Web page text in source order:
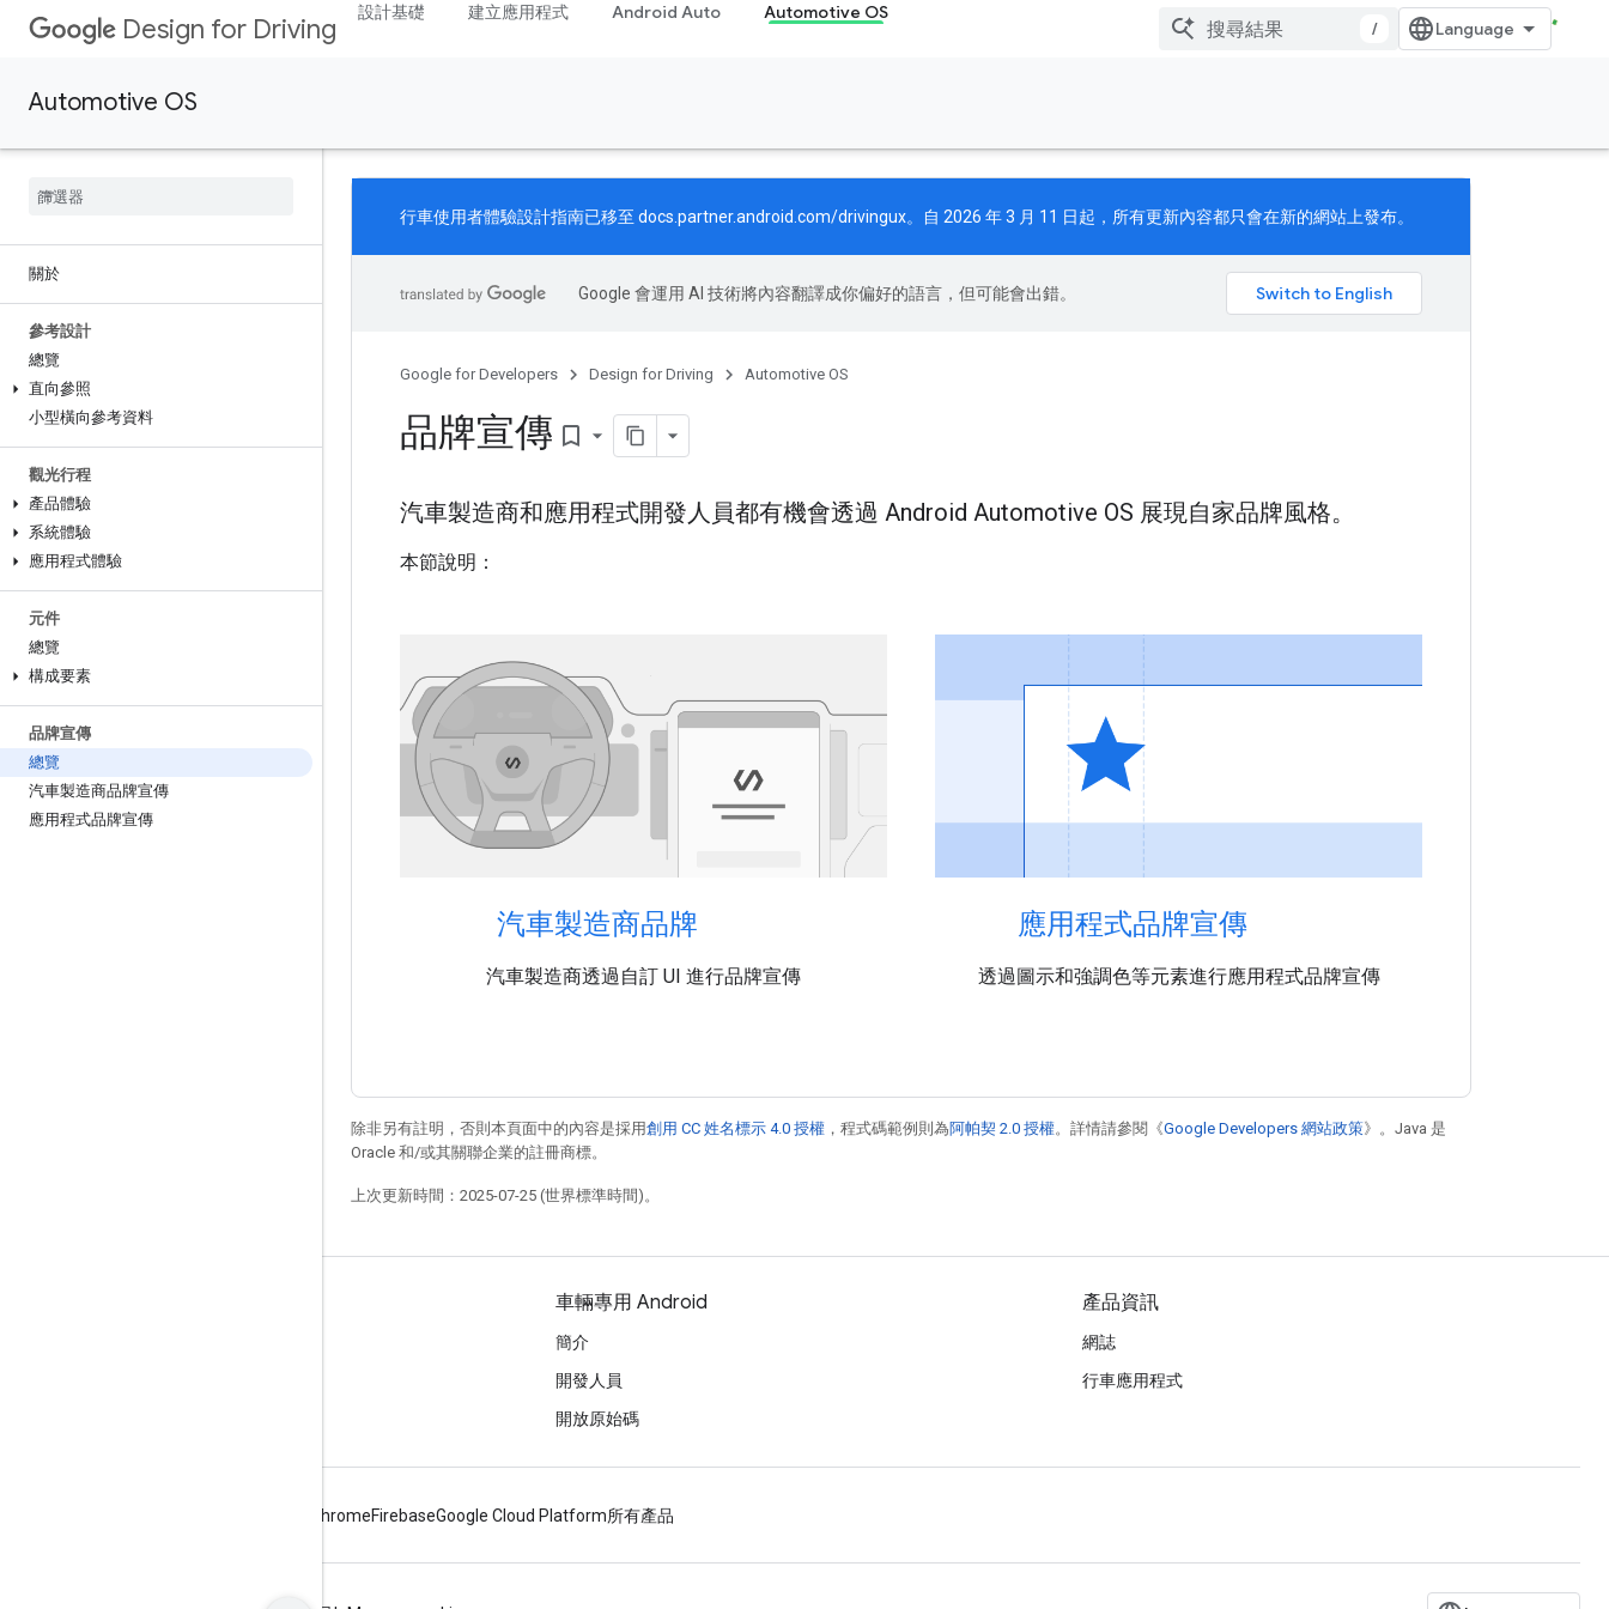
Design for Driving
設計基礎 建立應用程式 Android Auto Automotive OS
/
Automotive OS
關於
參考設計
總覽
直向參照
小型橫向參考資料
觀光行程
產品體驗
系統體驗
應用程式體驗
元件
總覽
構成要素
品牌宣傳
總覽
汽車製造商品牌宣傳
應用程式品牌宣傳
行車使用者體驗設計指南已移至 docs.partner.android.com/drivingux。自 2026 年 3 月 11 日起，所有更新內容都只會在新的網站上發布。
Google 會運用 AI 技術將內容翻譯成你偏好的語言，但可能會出錯。
Google for Developers Design for Driving Automotive OS
品牌宣傳 bookmark_border
汽車製造商和應用程式開發人員都有機會透過 Android Automotive OS 展現自家品牌風格。
本節說明：
汽車製造商品牌
汽車製造商透過自訂 UI 進行品牌宣傳
應用程式品牌宣傳
透過圖示和強調色等元素進行應用程式品牌宣傳
除非另有註明，否則本頁面中的內容是採用創用 CC 姓名標示 4.0 授權 ，程式碼範例則為阿帕契 2.0 授權。詳情請參閱《Google Developers 網站政策》。Java 是
Oracle 和/或其關聯企業的註冊商標。
上次更新時間：2025-07-25 (世界標準時間)。
車輛專用 Android
簡介
開發人員
開放原始碼
產品資訊
網誌
行車應用程式
ChromeFirebaseGoogle Cloud Platform所有產品